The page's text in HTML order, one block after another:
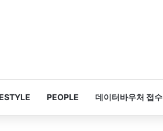
PEOPLE 데이터바우처 접수